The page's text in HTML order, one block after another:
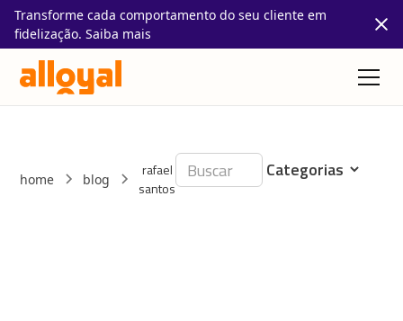
Transforme cada comportamento do seu cliente em
fidelização. Saiba mais
home blog
rafael
santos